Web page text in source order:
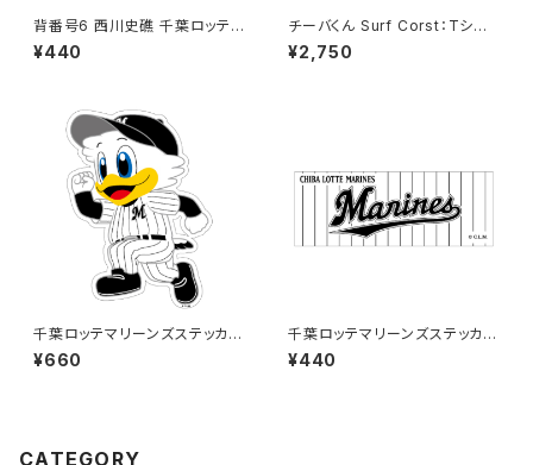
背番号6 西川史礁 千葉ロッテマ
リーンズ 選手ステッカー（ホワイ
トB)
¥440
チーバくん Surf Corst：Tシャ
ツ（White）
¥2,750
千葉ロッテマリーンズステッカー
14（大）
¥660
千葉ロッテマリーンズステッカー
9
¥440
CATEGORY